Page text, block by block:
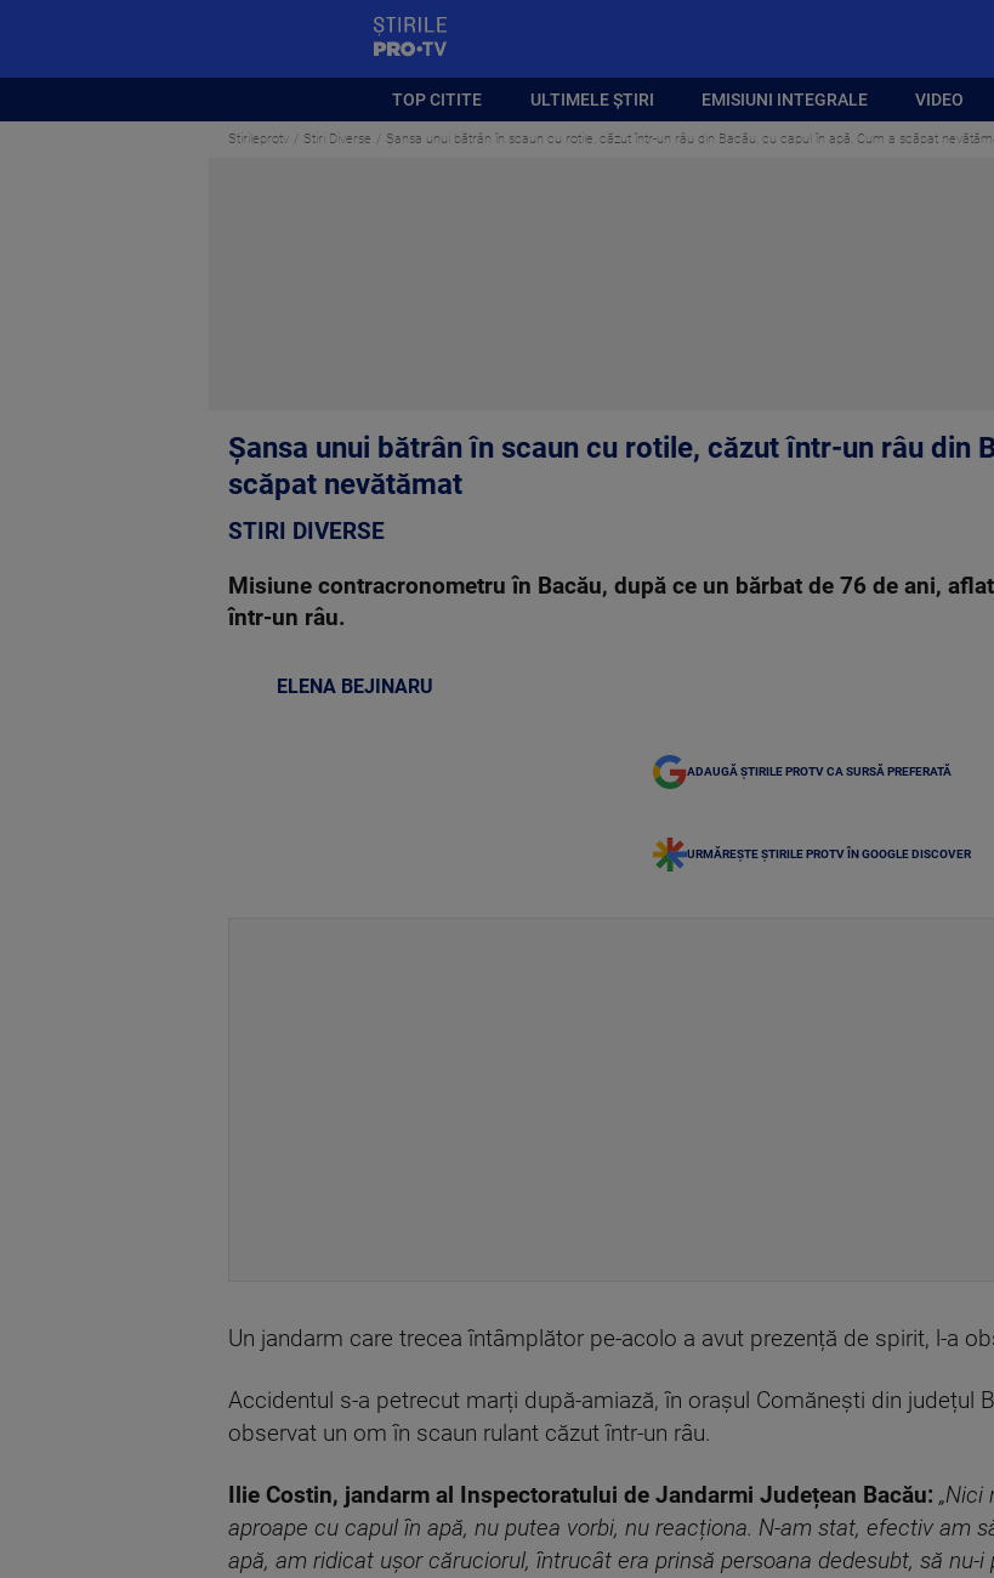
TOP CITITE ULTIMELE ȘTIRI EMISIUNI INTEGRALE VIDEO
Stirileprotv Stiri Diverse Șansa unui bătrân în scaun cu rotile, căzut într-un râu din Bacău, cu capul în apă. Cum a scăpat
Șansa unui bătrân în scaun cu rotile, căzut într-un râu din
scăpat nevătămat
STIRI DIVERSE
Misiune contracronometru în Bacău, după ce un bărbat de 76 de ani,
într-un râu.
ELENA BEJINARU
ADAUGĂ ȘTIRILE PROTV CA SURSĂ PREFERATĂ
URMĂREȘTE ȘTIRILE PROTV ÎN GOOGLE DISCOVER
Un jandarm care trecea întâmplător pe-acolo a avut prezență de spirit, l-a
Accidentul s-a petrecut marți după-amiază, în orașul Comănești din județul
observat un om în scaun rulant căzut într-un râu.
Ilie Costin, jandarm al Inspectoratului de Jandarmi Județean Bacău: „Nici
aproape cu capul în apă, nu putea vorbi, nu reacționa. N-am stat, efectiv am
apă, am ridicat ușor căruciorul, întrucât era prinsă persoana dedesubt, să nu-i